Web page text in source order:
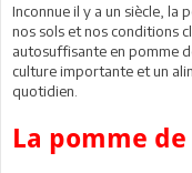
Inconnue il y a un siècle, la
nos sols et nos conditions
autosuffisante en pomme
culture importante et un
quotidien.
La pomme